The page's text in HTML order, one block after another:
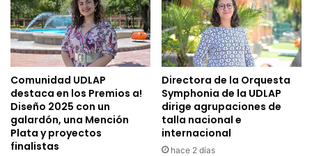
Comunidad UDLAP
destaca en los Premios a!
Diseño 2025 con un
galardón, una Mención
Plata y proyectos
finalistas
Directora de la Orquesta
Symphonia de la UDLAP
dirige agrupaciones de
talla nacional e
internacional
hace 2 días